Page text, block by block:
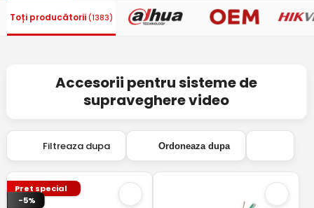
Toți producătorii (1383)
Accesorii pentru sisteme de
supraveghere video
Filtreaza dupa Ordoneaza dupa
Pret special
-5%